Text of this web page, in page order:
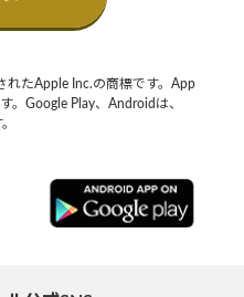
れたApple Inc.の商標です。App
。Google Play、Androidは、